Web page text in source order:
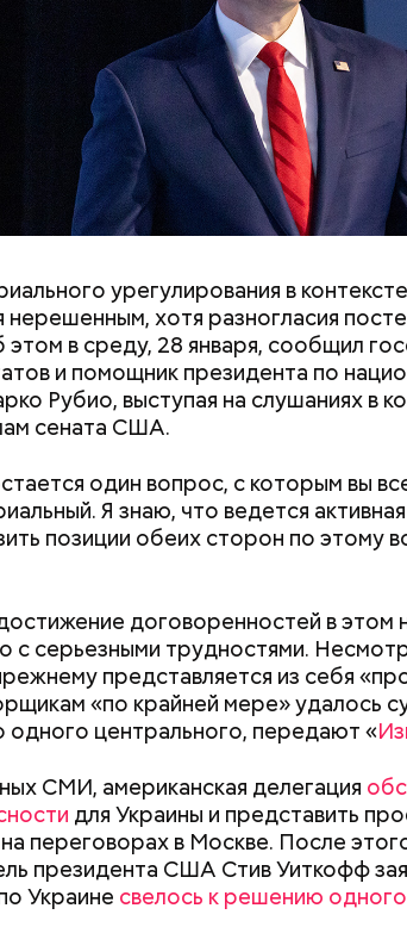
урегулирования в
нерешенным, хотя разногласия
в среду, 28 января, сообщил
и помощник президента по
Рубио, выступая на слушаниях в
сената США.
один вопрос, с которым вы
Я знаю, что ведется
позиции обеих сторон по этому
договоренностей в этом
с серьезными трудностями.
представляется из себя
«по крайней мере» удалось
одного центрального, передают «
СМИ, американская делегация
для Украины и представить
переговорах в Москве. После
президента США Стив Уиткофф
Украине свелось к решению
здесь круглый год составляет 36
в этих источниках приятно и к тому
осторожным: ходить здесь можно
поскользнуться, лучше взять носки
Йемен
напиток» из
может ли вода с
отрубями помочь
Период
что
затмений и
делать с 12
до 100 тысяч
от государства при
ситуации: кто может
и какие нужны
Как
реновации
искать